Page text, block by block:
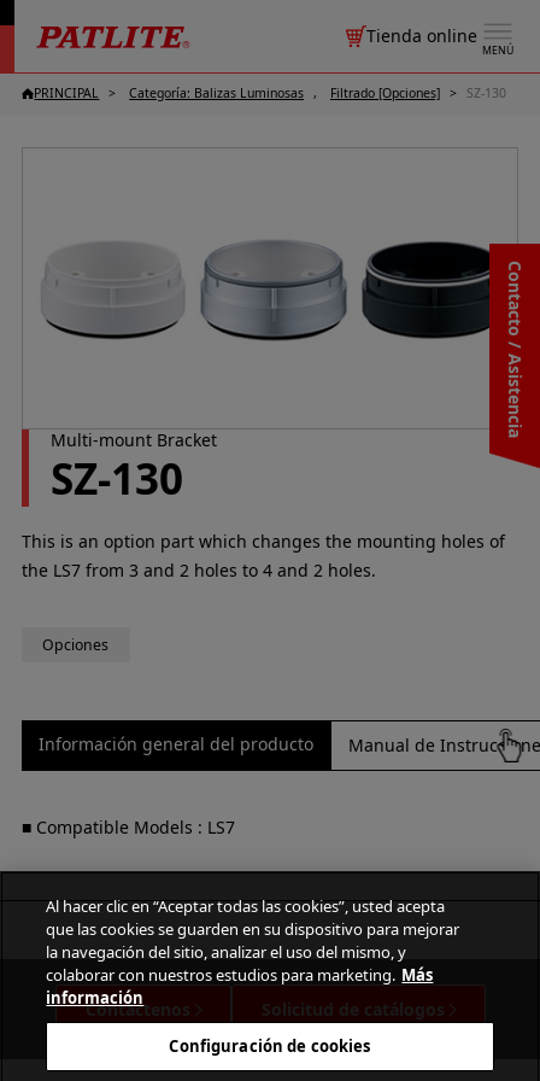
MENÚ
Tienda online
Contacto / Asistencia
PRINCIPAL Categoría: Balizas Luminosas Filtrado [Opciones] SZ-130
Multi-mount Bracket
SZ-130
This is an option part which changes the mounting holes of
the LS7 from 3 and 2 holes to 4 and 2 holes.
Opciones
Información general del producto Manual de
■ Compatible Models : LS7
Contáctenos Solicitud de catálogos
Al hacer clic en “Aceptar todas las cookies”, usted acepta
que las cookies se guarden en su dispositivo para mejorar
la navegación del sitio, analizar el uso del mismo, y
colaborar con nuestros estudios para marketing. Más
información
Configuración de cookies